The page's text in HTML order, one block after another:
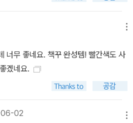
너무 좋네요. 책꾸 완성템! 빨간색도 사
겠네요.
02